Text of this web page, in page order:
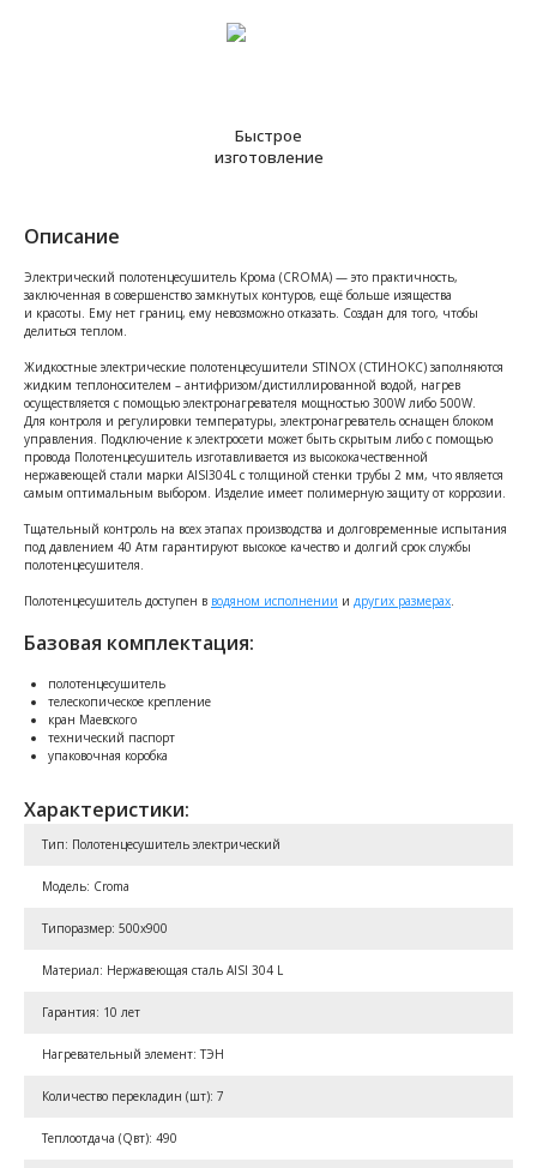
Быстрое
изготовление
Описание
Электрический полотенцесушитель Крома (CROMA) — это практичность,
заключенная в совершенство замкнутых контуров, ещё больше изящества
и красоты. Ему нет границ, ему невозможно отказать. Создан для того, чтобы
делиться теплом.
Жидкостные электрические полотенцесушители STINOX (СТИНОКС) заполняются
жидким теплоносителем – антифризом/дистиллированной водой, нагрев
осуществляется с помощью электронагревателя мощностью 300W либо 500W.
Для контроля и регулировки температуры, электронагреватель оснащен блоком
управления. Подключение к электросети может быть скрытым либо с помощью
провода Полотенцесушитель изготавливается из высококачественной
нержавеющей стали марки AISI304L с толщиной стенки трубы 2 мм, что является
самым оптимальным выбором. Изделие имеет полимерную защиту от коррозии.
Тщательный контроль на всех этапах производства и долговременные испытания
под давлением 40 Атм гарантируют высокое качество и долгий срок службы
полотенцесушителя.
Полотенцесушитель доступен в водяном исполнении и других размерах.
Базовая комплектация:
полотенцесушитель
телескопическое крепление
кран Маевского
технический паспорт
упаковочная коробка
Характеристики:
Тип: Полотенцесушитель электрический
Модель: Croma
Типоразмер: 500x900
Материал: Нержавеющая сталь AISI 304 L
Гарантия: 10 лет
Нагревательный элемент: ТЭН
Количество перекладин (шт): 7
Теплоотдача (Qвт): 490